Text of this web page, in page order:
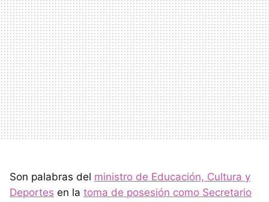
Son palabras del ministro de Educación, Cultura y
Deportes en la toma de posesión como Secretario